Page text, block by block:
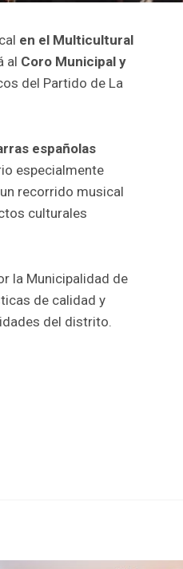
en el Multicultural
al Coro Municipal y
del Partido de La
españolas
especialmente
recorrido musical
culturales
la Municipalidad de
de calidad y
del distrito.